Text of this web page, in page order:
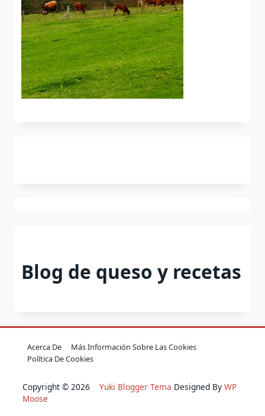
Blog de queso y recetas
Acerca De
Más Información Sobre Las Cookies
Política De Cookies
Copyright © 2026 Yuki Blogger Tema Designed By WP
Moose